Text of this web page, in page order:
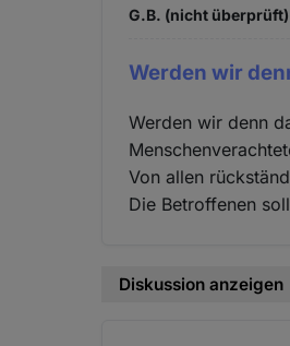
G.B. (nicht überprüft)
Werden wir
Werden wir denn
Von allen
Die Betroffenen
Diskussion anzeigen